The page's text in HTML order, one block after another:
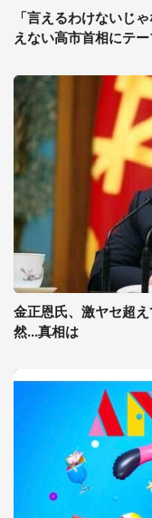
「言えるわけないじ
えない高市首相にテ
金正恩氏、激ヤセ超
然...真相は